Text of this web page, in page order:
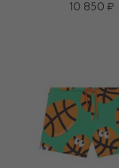
10 850 ₽